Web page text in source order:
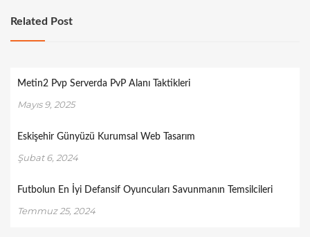
Related Post
Metin2 Pvp Serverda PvP Alanı Taktikleri
Mayıs 9, 2025
Eskişehir Günyüzü Kurumsal Web Tasarım
Şubat 6, 2024
Futbolun En İyi Defansif Oyuncuları Savunmanın Temsilcileri
Temmuz 25, 2024